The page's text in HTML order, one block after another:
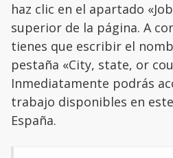
haz clic en el apartado
superior de la página. A
tienes que escribir el
pestaña «City, state, or
Inmediatamente podrás
trabajo disponibles en
España.